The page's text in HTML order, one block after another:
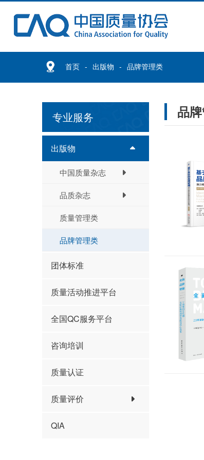
首页 出版物 品牌管理类
专业服务
出版物
中国质量杂志
品质杂志
质量管理类
品牌管理类
团体标准
质量活动推进平台
全国QC服务平台
咨询培训
质量认证
质量评价
QIA
品